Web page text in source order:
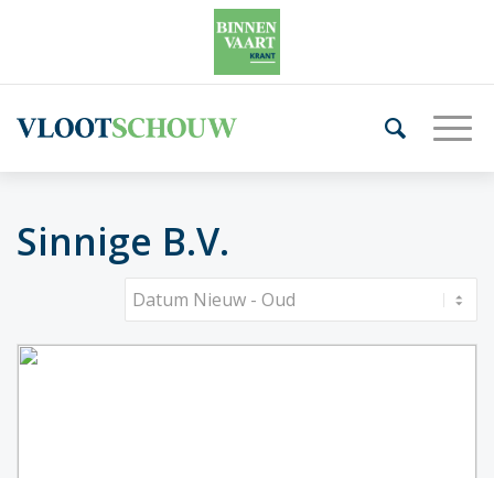
Sinnige B.V.